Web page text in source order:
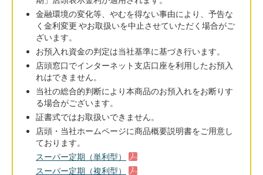
金融環境の変化等、やむを得ない事由により、予告な
く金利変更 やお取扱いを中止させていただく場合がご
ざいます。
お預入れ資金の判定は当社基準に基づき行います。
店頭窓口でインターネット支店口座を利用したお預入
れはできません。
当社の総合的判断により本商品のお預入れをお断りす
る場合がございます。
証書式ではお取扱いできません。
店頭・当社ホームページに商品概要説明書をご用意し
ております。
スーパー定期（単利型）
スーパー定期（複利型）